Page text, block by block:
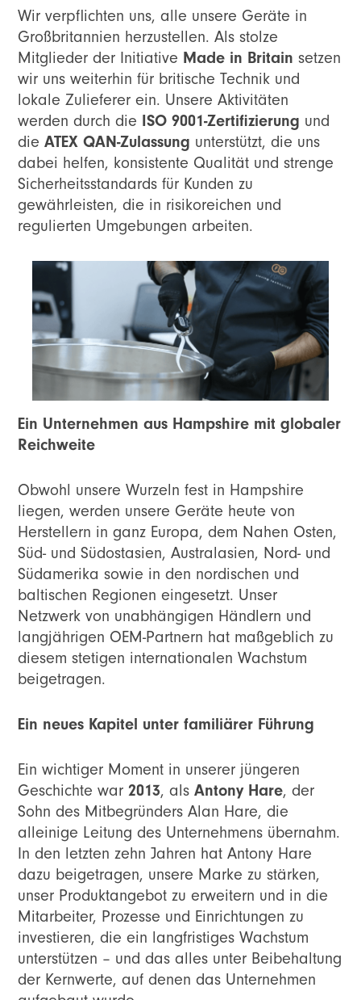
Wir verpflichten uns, alle unsere Geräte in
Großbritannien herzustellen. Als stolze
Mitglieder der Initiative Made in Britain setzen
wir uns weiterhin für britische Technik und
lokale Zulieferer ein. Unsere Aktivitäten
werden durch die ISO 9001-Zertifizierung und
dieATEX QAN-Zulassung unterstützt, die uns
dabei helfen, konsistente Qualität und strenge
Sicherheitsstandards für Kunden zu
gewährleisten, die in risikoreichen und
regulierten Umgebungen arbeiten.
Ein Unternehmen aus Hampshire mit globaler
Reichweite
Obwohl unsere Wurzeln fest in Hampshire
liegen, werden unsere Geräte heute von
Herstellern in ganz Europa, dem Nahen Osten,
Süd- und Südostasien, Australasien, Nord- und
Südamerika sowie in den nordischen und
baltischen Regionen eingesetzt. Unser
Netzwerk von unabhängigen Händlern und
langjährigen OEM-Partnern hat maßgeblich zu
diesem stetigen internationalen Wachstum
beigetragen.
Ein neues Kapitel unter familiärer Führung
Ein wichtiger Moment in unserer jüngeren
Geschichte war2013, alsAntony Hare, der
Sohn des Mitbegründers Alan Hare, die
alleinige Leitung des Unternehmens übernahm.
In den letzten zehn Jahren hat Antony Hare
dazu beigetragen, unsere Marke zu stärken,
unser Produktangebot zu erweitern und in die
Mitarbeiter, Prozesse und Einrichtungen zu
investieren, die ein langfristiges Wachstum
unterstützen – und das alles unter Beibehaltung
der Kernwerte, auf denen das Unternehmen